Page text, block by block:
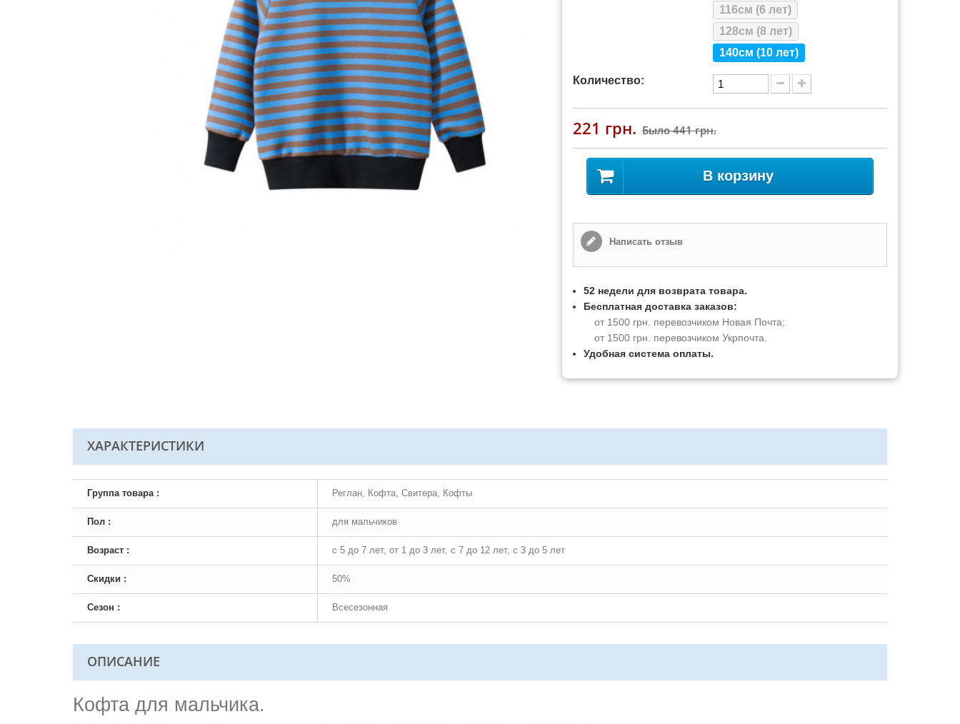
116см (6 лет)
128см (8 лет)
140см (10 лет)
Количество:
221 грн. Было441 грн.
В корзину
Написать отзыв
52 недели для возврата товара.
Бесплатная доставка заказов:
от 1500 грн. перевозчиком Новая Почта;
от 1500 грн. перевозчиком Укрпочта.
Удобная система оплаты.
ХАРАКТЕРИСТИКИ
Группа товара : Реглан, Кофта, Свитера, Кофты
Пол : для мальчиков
Возраст : с 5 до 7 лет, от 1 до 3 лет, с 7 до 12 лет, с 3 до 5 лет
Скидки : 50%
Сезон : Всесезонная
ОПИСАНИЕ
Кофта для мальчика.